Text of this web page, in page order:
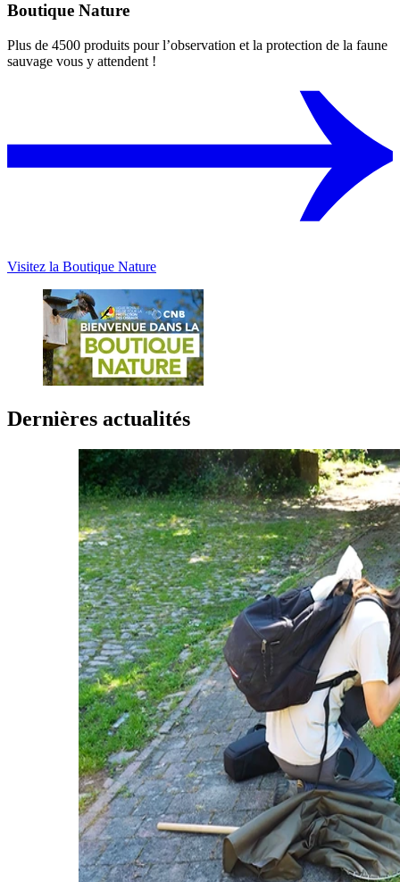
Boutique Nature
Plus de 4500 produits pour l’observation et la protection de la faune
sauvage vous y attendent !
Visitez la Boutique Nature
Dernières actualités